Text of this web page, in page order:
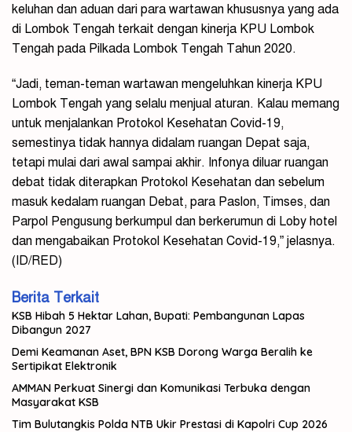
keluhan dan aduan dari para wartawan khususnya yang ada
di Lombok Tengah terkait dengan kinerja KPU Lombok
Tengah pada Pilkada Lombok Tengah Tahun 2020.
“Jadi, teman-teman wartawan mengeluhkan kinerja KPU
Lombok Tengah yang selalu menjual aturan. Kalau memang
untuk menjalankan Protokol Kesehatan Covid-19,
semestinya tidak hannya didalam ruangan Depat saja,
tetapi mulai dari awal sampai akhir. Infonya diluar ruangan
debat tidak diterapkan Protokol Kesehatan dan sebelum
masuk kedalam ruangan Debat, para Paslon, Timses, dan
Parpol Pengusung berkumpul dan berkerumun di Loby hotel
dan mengabaikan Protokol Kesehatan Covid-19,” jelasnya.
(ID/RED)
Berita Terkait
KSB Hibah 5 Hektar Lahan, Bupati: Pembangunan Lapas
Dibangun 2027
Demi Keamanan Aset, BPN KSB Dorong Warga Beralih ke
Sertipikat Elektronik
AMMAN Perkuat Sinergi dan Komunikasi Terbuka dengan
Masyarakat KSB
Tim Bulutangkis Polda NTB Ukir Prestasi di Kapolri Cup 2026